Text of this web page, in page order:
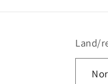
Land/